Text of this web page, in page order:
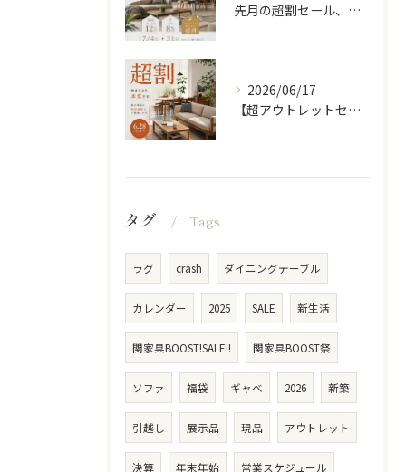
先月の超割セール、たくさんの方に来ていただきありがとうござい...
2026/06/17
【超アウトレットセール】 「超割」
タグ Tags
ラグ crash ダイニングテーブル
カレンダー 2025 SALE 新生活
関家具BOOST!SALE!! 関家具BOOST祭
ソファ 福袋 ギャべ 2026 新築
引越し 展示品 現品 アウトレット
決算 年末年始 営業スケジュール